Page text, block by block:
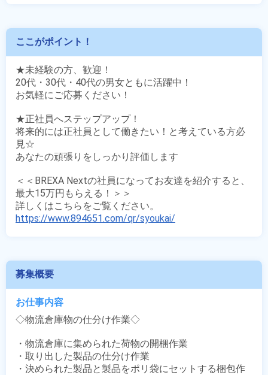
ここがポイント！
★未経験の方、歓迎！
20代・30代・40代の男女ともに活躍中！
お気軽にご応募ください！
★正社員へステップアップ！
将来的には正社員として働きたい！と考えている方必
見☆
あなたの頑張りをしっかり評価します
＜＜BREXA Nextの社員になってお友達を紹介すると、
最大15万円もらえる！＞＞
https://www.894651.com/qr/syoukai/
募集概要
お仕事内容
◇物流倉庫物の仕分け作業◇
・物流倉庫に集められた荷物の開梱作業
・取り出した製品の仕分け作業
・決められた製品と製品をポリ袋にセットする梱包作